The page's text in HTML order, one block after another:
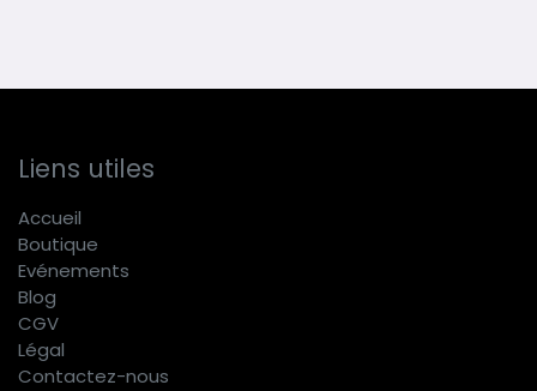
Liens utiles
Accueil
Boutique
Evénements
Blog
CGV
Légal
Contactez-nous